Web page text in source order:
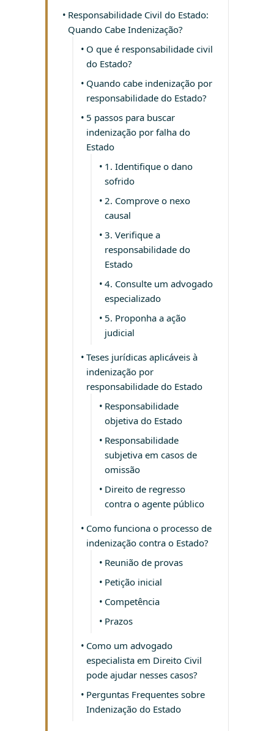
Responsabilidade Civil do Estado:
Quando Cabe Indenização?
O que é responsabilidade civil
do Estado?
Quando cabe indenização por
responsabilidade do Estado?
5 passos para buscar
indenização por falha do
Estado
1. Identifique o dano
sofrido
2. Comprove o nexo
causal
3. Verifique a
responsabilidade do
Estado
4. Consulte um advogado
especializado
5. Proponha a ação
judicial
Teses jurídicas aplicáveis à
indenização por
responsabilidade do Estado
Responsabilidade
objetiva do Estado
Responsabilidade
subjetiva em casos de
omissão
Direito de regresso
contra o agente público
Como funciona o processo de
indenização contra o Estado?
Reunião de provas
Petição inicial
Competência
Prazos
Como um advogado
especialista em Direito Civil
pode ajudar nesses casos?
Perguntas Frequentes sobre
Indenização do Estado